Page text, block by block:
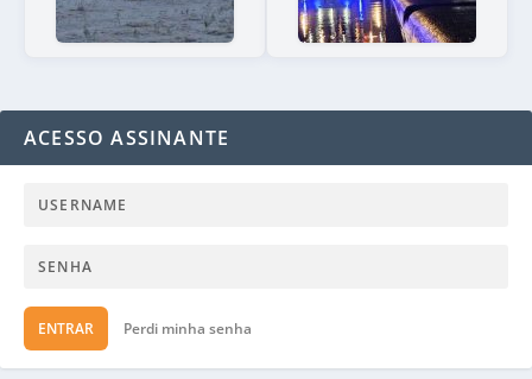
ACESSO ASSINANTE
ENTRAR Perdi minha senha